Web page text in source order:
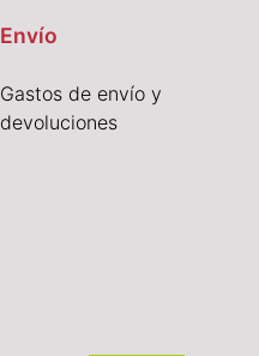
Envío
Gastos de envío y
devoluciones